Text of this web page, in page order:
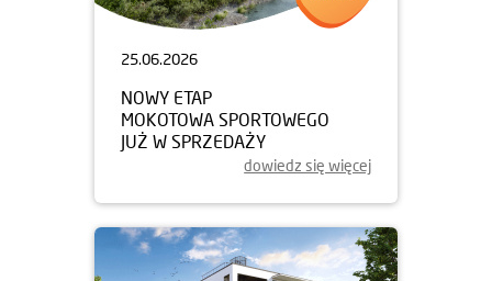
25.06.2026
NOWY ETAP
MOKOTOWA SPORTOWEGO
JUŻ W SPRZEDAŻY
dowiedz się więcej